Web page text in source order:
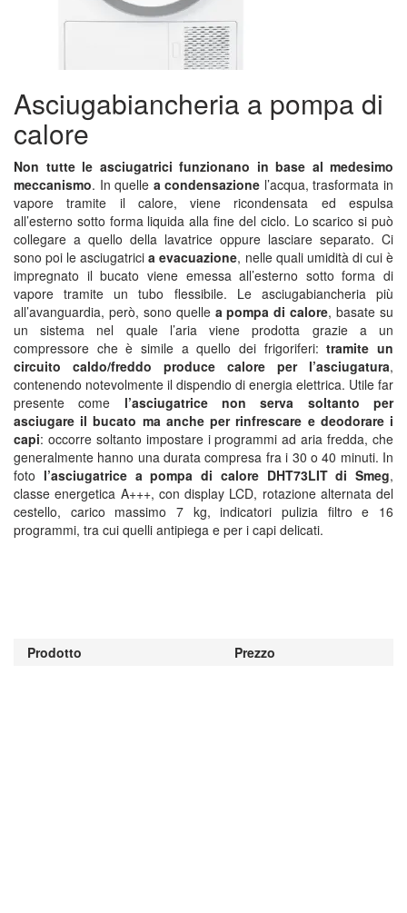
Asciugabiancheria a pompa di
calore
Non tutte le asciugatrici funzionano in base al medesimo
meccanismo. In quelle a condensazione l’acqua, trasformata in
vapore tramite il calore, viene ricondensata ed espulsa
all’esterno sotto forma liquida alla fine del ciclo. Lo scarico si può
collegare a quello della lavatrice oppure lasciare separato. Ci
sono poi le asciugatricia evacuazione, nelle quali umidità di cui è
impregnato il bucato viene emessa all’esterno sotto forma di
vapore tramite un tubo flessibile. Le asciugabiancheria più
all’avanguardia, però, sono quelle a pompa di calore, basate su
un sistema nel quale l’aria viene prodotta grazie a un
compressore che è simile a quello dei frigoriferi:tramite un
circuito caldo/freddo produce calore per l’asciugatura,
contenendo notevolmente il dispendio di energia elettrica. Utile far
presente come l’asciugatrice non serva soltanto per
asciugare il bucato ma anche per rinfrescare e deodorare i
capi: occorre soltanto impostare i programmi ad aria fredda, che
generalmente hanno una durata compresa fra i 30 o 40 minuti. In
foto l’asciugatrice a pompa di calore DHT73LIT di Smeg,
classe energetica A+++, con display LCD, rotazione alternata del
cestello, carico massimo 7 kg, indicatori pulizia filtro e 16
programmi, tra cui quelli antipiega e per i capi delicati.
Prodotto Prezzo